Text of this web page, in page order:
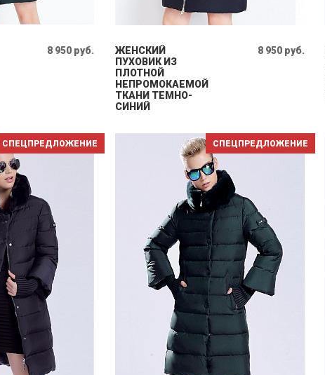
8 950 руб.
ЖЕНСКИЙ
ПУХОВИК ИЗ
ПЛОТНОЙ
НЕПРОМОКАЕМОЙ
ТКАНИ ТЕМНО-
СИНИЙ
8 950 руб.
СПЕЦПРЕДЛОЖЕНИЕ СПЕЦПРЕДЛОЖЕНИЕ